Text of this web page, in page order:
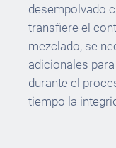
desempolvado
transfiere el
mezclado, se
adicionales
durante el
tiempo la